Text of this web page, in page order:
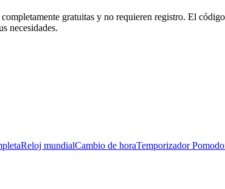
gratuitas y no requieren registro. El
necesidades.
Reloj mundialCambio de horaTemporizador